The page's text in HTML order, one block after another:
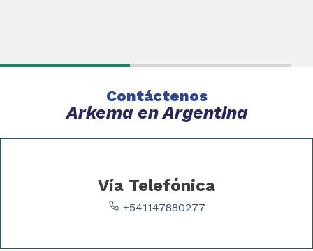
Contáctenos
Arkema en Argentina
Vía Telefónica
+541147880277